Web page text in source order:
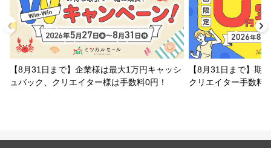
【8月31日まで】企業様は最大1万円キャッシ
ュバック、クリエイター様は手数料0円！
【8月31日まで】期
クリエイター手数料